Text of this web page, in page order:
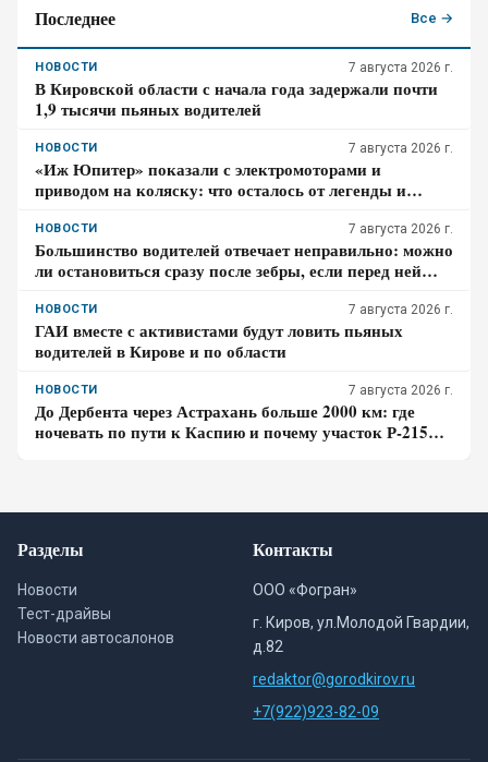
Последнее Все →
НОВОСТИ 7 августа 2026 г.
В Кировской области с начала года задержали почти
1,9 тысячи пьяных водителей
НОВОСТИ 7 августа 2026 г.
«Иж Юпитер» показали с электромоторами и
приводом на коляску: что осталось от легенды и
НОВОСТИ 7 августа 2026 г.
Большинство водителей отвечает неправильно: можно
ли остановиться сразу после зебры, если перед ней
НОВОСТИ 7 августа 2026 г.
ГАИ вместе с активистами будут ловить пьяных
водителей в Кирове и по области
НОВОСТИ 7 августа 2026 г.
До Дербента через Астрахань больше 2000 км: где
ночевать по пути к Каспию и почему участок Р-215
Разделы
Новости
Тест-драйвы
Новости автосалонов
Контакты
ООО «Фогран»
г. Киров, ул.Молодой Гвардии,
д.82
redaktor@gorodkirov.ru
+7(922)923-82-09